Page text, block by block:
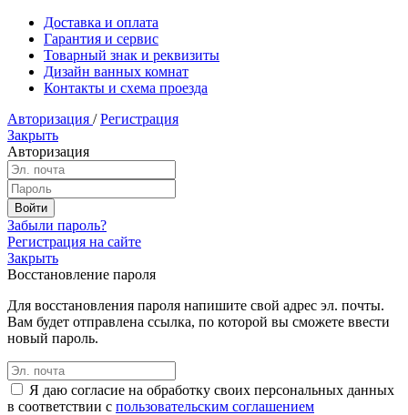
Доставка и оплата
Гарантия и сервис
Товарный знак и реквизиты
Дизайн ванных комнат
Контакты и схема проезда
Авторизация / Регистрация
Закрыть
Авторизация
Забыли пароль?
Регистрация на сайте
Закрыть
Восстановление пароля
Для восстановления пароля напишите свой адрес эл. почты.
Вам будет отправлена ссылка, по которой вы сможете ввести
новый пароль.
Я даю согласие на обработку своих персональных данных
в соответствии с пользовательским соглашением